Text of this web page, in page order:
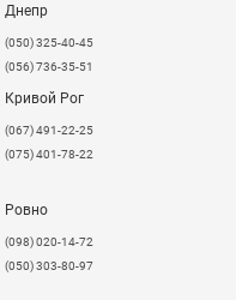
Днепр
(050) 325-40-45
(056) 736-35-51
Кривой Рог
(067) 491-22-25
(075) 401-78-22
Ровно
(098) 020-14-72
(050) 303-80-97